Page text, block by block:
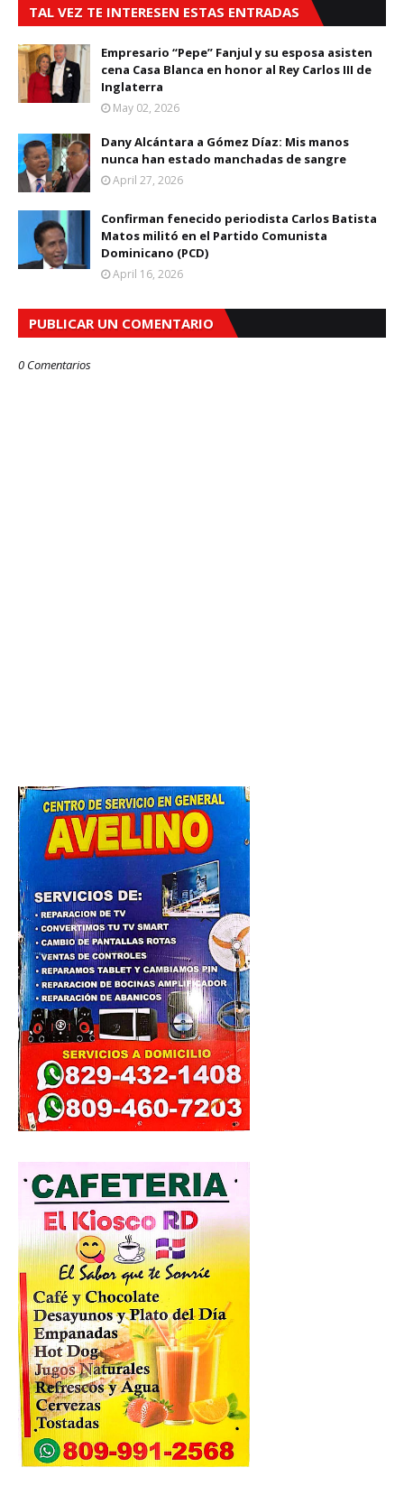
TAL VEZ TE INTERESEN ESTAS ENTRADAS
Empresario “Pepe” Fanjul y su esposa asisten
cena Casa Blanca en honor al Rey Carlos III de
Inglaterra
May 02, 2026
Dany Alcántara a Gómez Díaz: Mis manos
nunca han estado manchadas de sangre
April 27, 2026
Confirman fenecido periodista Carlos Batista
Matos militó en el Partido Comunista
Dominicano (PCD)
April 16, 2026
PUBLICAR UN COMENTARIO
0 Comentarios